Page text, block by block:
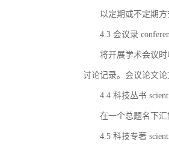
以定期或不定期
4.3 会议录
将开展学术会议
讨论记录。会议论文
4.4 科技丛书
在一个总题名下
4.5 科技专著